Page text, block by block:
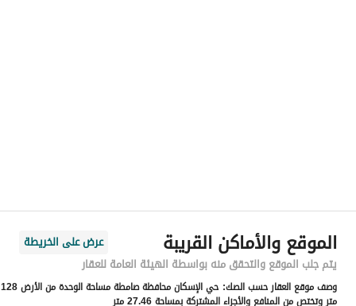
رقم المبنى
3342
الرقم الاضافي
6911
الموقع والأماكن القريبة
عرض على الخريطة
يتم جلب الموقع والتحقق منه بواسطة الهيئة العامة للعقار
وصف موقع العقار حسب الصك:
حي الإسكان محافظة صامطة مساحة الوحدة من الأرض 128
متر وتختص من المنافع والأجزاء المشتركة بمساحة 27.46 متر